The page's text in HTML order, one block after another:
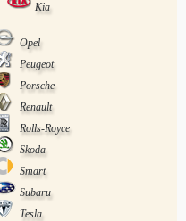
Kia
Opel
Peugeot
Porsche
Renault
Rolls-Royce
Skoda
Smart
Subaru
Tesla